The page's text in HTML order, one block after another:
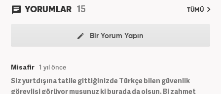
YORUMLAR 15 TÜMÜ
Bir Yorum Yapın
Misafir 1 yıl önce
Siz yurtdışına tatile gittiğinizde Türkçe bilen güvenlik
görevlisi görüyor musunuz ki burada da olsun. Bi zahmet